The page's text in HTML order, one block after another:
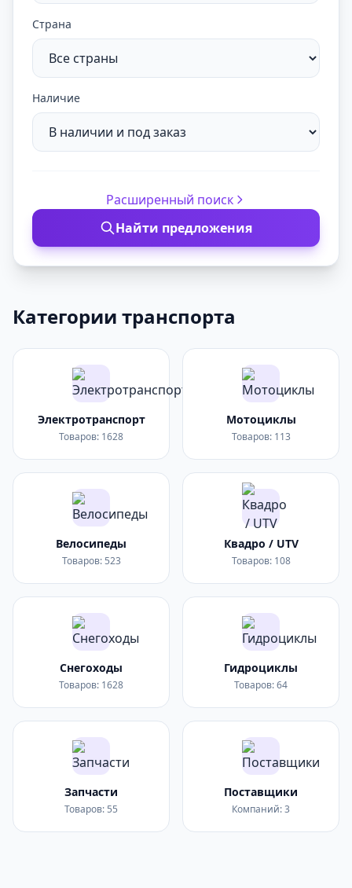
Страна
Наличие
Расширенный поиск
Найти предложения
Категории транспорта
Электротранспорт
Товаров: 1628
Мотоциклы
Товаров: 113
Велосипеды
Товаров: 523
Квадро / UTV
Товаров: 108
Снегоходы
Товаров: 1628
Гидроциклы
Товаров: 64
Запчасти
Товаров: 55
Поставщики
Компаний: 3